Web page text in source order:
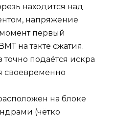
находится над
напряжение
момент первый
на такте сжатия.
точно подаётся искра
своевременно
на блоке
(чётко